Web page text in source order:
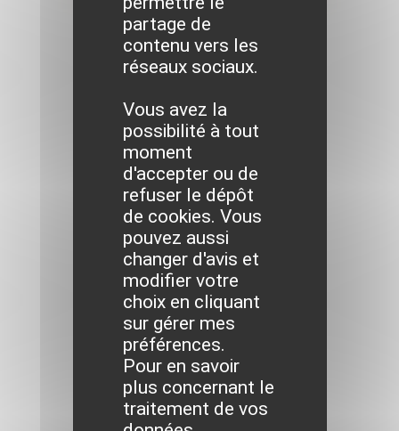
mairie vous
informe
partage de
contenu vers les
réseaux sociaux.
Vous avez la
possibilité à tout
moment
d'accepter ou de
refuser le dépôt
de cookies. Vous
pouvez aussi
changer d'avis et
modifier votre
choix en cliquant
sur gérer mes
préférences.
Pour en savoir
plus concernant le
traitement de vos